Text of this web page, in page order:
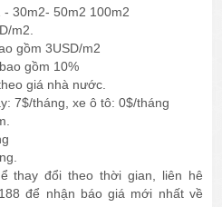
50m2 100m2
3USD/m2
gồm 10%
nhà nước.
xe ô tô: 0$/tháng
thay đổi theo thời gian, liên hê
để nhận báo giá mới nhất về